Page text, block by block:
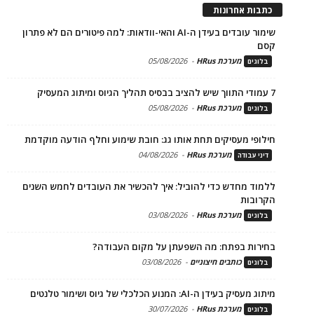
כתבות אחרונות
שימור עובדים בעידן ה-AI והאי-וודאות: למה פיטורים הם לא פתרון
קסם
בלוגים מערכת HRus -
05/08/2026
7 עמודי התווך שיש להציב בבסיס תהליך הגיוס ומיתוג המעסיק
בלוגים מערכת HRus -
05/08/2026
חילופי מעסיקים תחת אותו גג: חובת שימוע וחלף הודעה מוקדמת
דיני עבודה מערכת HRus -
04/08/2026
ללמוד מחדש כדי להוביל: איך להכשיר את העובדים לחמש השנים
הקרובות
בלוגים מערכת HRus -
03/08/2026
בחירות בפתח: מה השפעתן על מקום העבודה?
בלוגים כותבים חיצוניים -
03/08/2026
מיתוג מעסיק בעידן ה-AI: המנוע הכלכלי של גיוס ושימור טלנטים
בלוגים מערכת HRus -
30/07/2026